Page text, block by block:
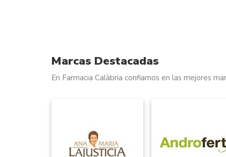
Marcas Destacadas
En Farmacia Calàbria confiamos en las mejores